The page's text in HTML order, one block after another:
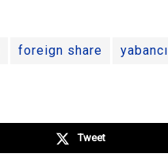
foreign share
Tweet